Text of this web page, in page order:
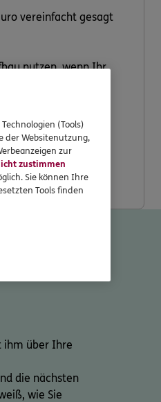
vereinfacht gesagt
nutzen, wenn Ihr
für diese beiden
ihm über Ihre
die nächsten
wie Sie
(Tools)
der Websitenutzung,
zur
zustimmen
Sie können Ihre
Tools finden